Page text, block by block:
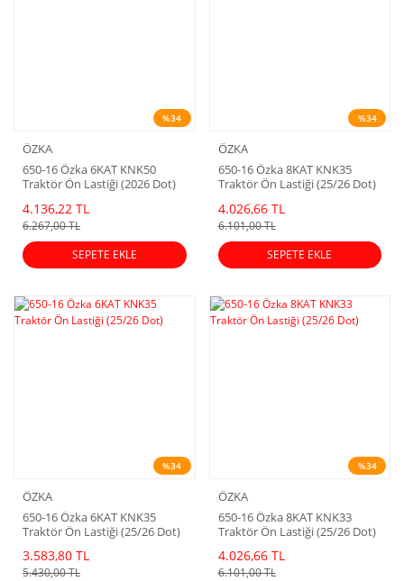
%34
ÖZKA
650-16 Özka 6KAT KNK50
Traktör Ön Lastiği (2026 Dot)
4.136,22 TL
6.267,00 TL
SEPETE EKLE
%34
ÖZKA
650-16 Özka 8KAT KNK35
Traktör Ön Lastiği (25/26 Dot)
4.026,66 TL
6.101,00 TL
SEPETE EKLE
%34
ÖZKA
650-16 Özka 6KAT KNK35
Traktör Ön Lastiği (25/26 Dot)
3.583,80 TL
5.430,00 TL
%34
ÖZKA
650-16 Özka 8KAT KNK33
Traktör Ön Lastiği (25/26 Dot)
4.026,66 TL
6.101,00 TL